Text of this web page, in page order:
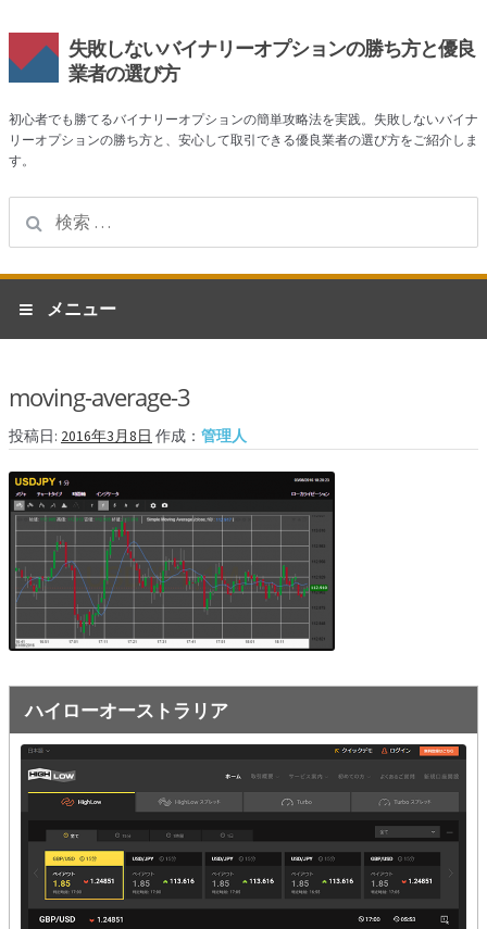
失敗しないバイナリーオプションの勝ち方と優良
業者の選び方
初心者でも勝てるバイナリーオプションの簡単攻略法を実践。失敗しないバイナ
リーオプションの勝ち方と、安心して取引できる優良業者の選び方をご紹介しま
す。
ナ
ビ
ゲ
シ
ン
へ
ス
キ
ッ
プ
コ
ン
テ
ツ
ス
キ
ッ
プ
メニュー
業者一覧
ハイローオーストラリア
オプションビット
ファイブスターズオプション
初心者講座
基本ルール・取引のしかた
トレンドを見極める
トレンド順張りで勝つ方法
逆張りと相場変動のしくみ
負けそうなときは損切り
攻略法まとめ
moving-average-3
投稿日: 2016年3月8日 作成： 管理人
ハイローオーストラリア